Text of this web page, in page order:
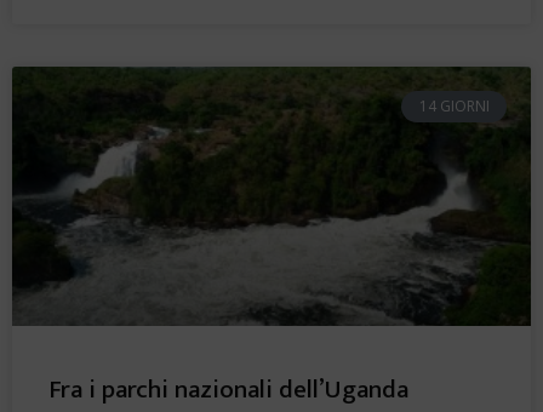
14 GIORNI
Fra i parchi nazionali dell’Uganda